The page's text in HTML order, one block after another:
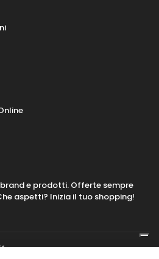
e prodotti. Offerte sempre
aspetti? Inizia il tuo shopping!